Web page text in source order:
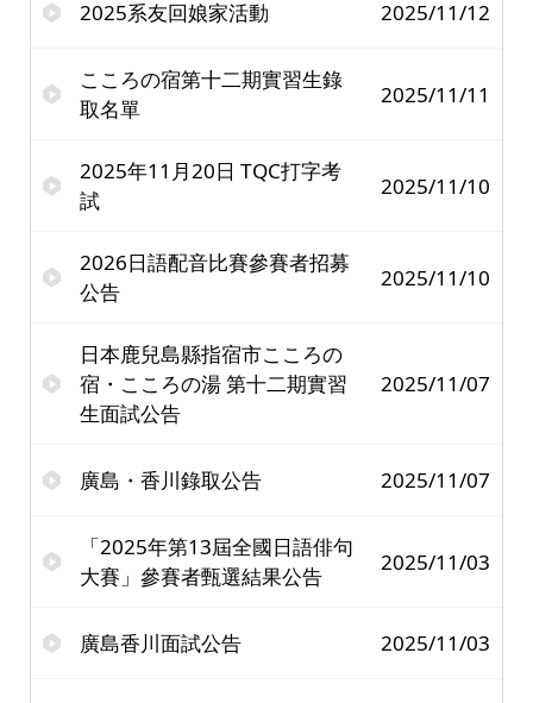
2025系友回娘家活動 2025/11/12
こころの宿第十二期實習生錄
取名單
2025/11/11
2025年11月20日 TQC打字考
試
2025/11/10
2026日語配音比賽參賽者招募
公告
2025/11/10
日本鹿兒島縣指宿市こころの
宿・こころの湯 第十二期實習
生面試公告
2025/11/07
廣島・香川錄取公告 2025/11/07
「2025年第13屆全國日語俳句
大賽」參賽者甄選結果公告
2025/11/03
廣島香川面試公告 2025/11/03